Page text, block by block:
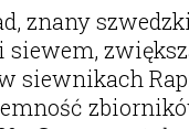
znany
siewem,
siewnikach